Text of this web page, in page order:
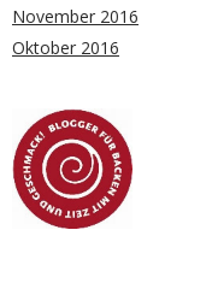
November 2016
Oktober 2016